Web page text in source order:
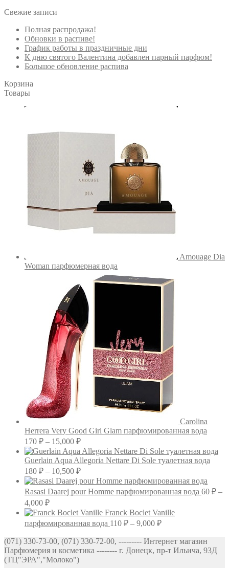
Свежие записи
Полная распродажа!
Обновки в распиве!
График работы в праздничные дни
К дню святого Валентина добавлен парный парфюм!
Большое обновление распива
Корзина
Товары
Amouage Dia
Woman парфюмерная вода
Carolina
Herrera Very Good Girl Glam парфюмированная вода
170 ₽ – 15,000 ₽Диапазон
цен:
170 ₽
–
15,000 ₽
Guerlain Aqua Allegoria Nettare Di Sole туалетная вода
180 ₽ – 10,500 ₽Диапазон
цен:
180 ₽
10,500 ₽
Rasasi Daarej pour Homme парфюмированная вода 60 ₽ –
4,000 ₽Диапазон
цен:
60 ₽
4,000 ₽
Franck Boclet Vanille
парфюмированная вода 110 ₽ – 9,000 ₽Диапазон
110 ₽
–
(071) 330-73-00, (071) 330-72-00, --------- Интернет магазин
Парфюмерия и косметика -------- г. Донецк, пр-т Ильича, 93Д
(ТЦ"ЭРА","Молоко")